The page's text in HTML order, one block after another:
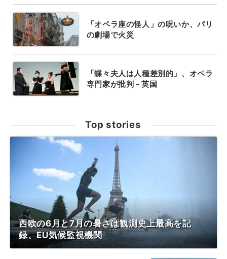
「オペラ座の怪人」の呪いか、パリ
の劇場で火災
「蝶々夫人は人種差別的」、オペラ
専門家が批判 - 英国
Top stories
西欧の6月と7月の暑さは観測史上最高を記
録、EU気候監視機関